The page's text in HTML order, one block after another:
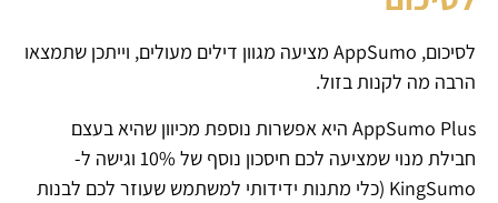
לסיכום, AppSumo מציעה מגוון דילים מעולים, וייתכן שתמצאו
הרבה מה לקנות בזול.
AppSumo Plus היא אפשרות נוספת מכיוון שהיא בעצם
חבילת מנוי שמציעה לכם חיסכון נוסף של 10% וגישה ל-
KingSumo (כלי מתנות ידידותי למשתמש שעוזר לכם לבנות